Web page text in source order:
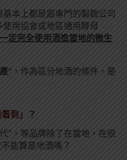
本上都是跟專門的製麴公司
用協會或地區通用酵母
定完全使用酒造當地的微生
“，作為區分地酒的條件，是
到」？
”，等品牌除了在當地，在很
能算是地酒嗎？